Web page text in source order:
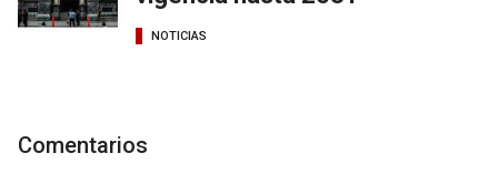
NOTICIAS
Comentarios